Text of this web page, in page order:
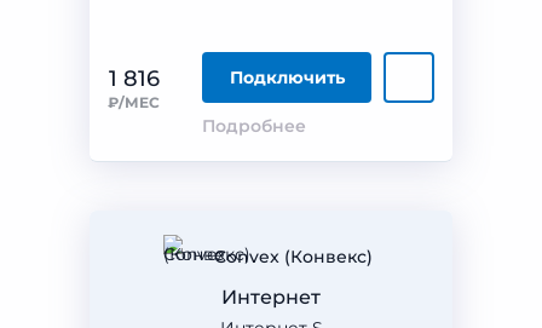
1 816
₽/МЕС
Подключить
Подробнее
Convex (Конвекс)
Интернет